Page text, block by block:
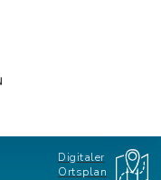
Digitaler
Ortsplan